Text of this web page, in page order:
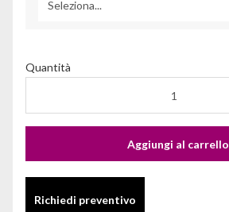
Quantità
Aggiungi al carrello
Richiedi preventivo